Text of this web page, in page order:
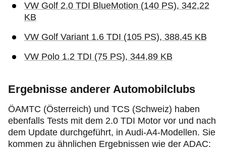
VW Golf 2.0 TDI BlueMotion (140 PS), 342,22
KB
VW Golf Variant 1.6 TDI (105 PS), 388,45 KB
VW Polo 1.2 TDI (75 PS), 344,89 KB
Ergebnisse anderer Automobilclubs
ÖAMTC (Österreich) und TCS (Schweiz) haben
ebenfalls Tests mit dem 2.0 TDI Motor vor und nach
dem Update durchgeführt, in Audi-A4-Modellen. Sie
kommen zu ähnlichen Ergebnissen wie der ADAC: